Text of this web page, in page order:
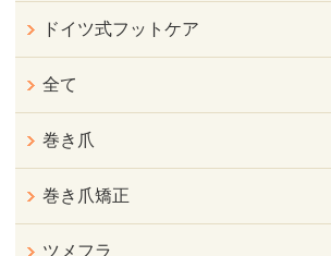
ドイツ式フットケア
全て
巻き爪
巻き爪矯正
ツメフラ